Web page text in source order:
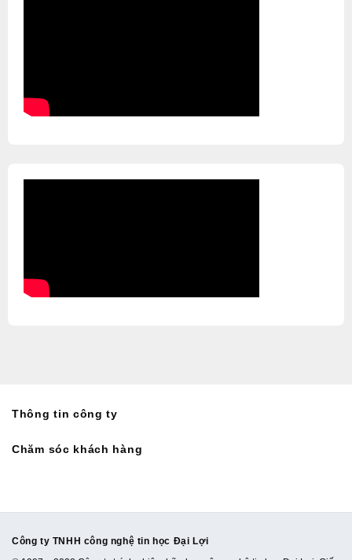
Thông tin công ty
Chăm sóc khách hàng
Công ty TNHH công nghệ tin học Đại Lợi